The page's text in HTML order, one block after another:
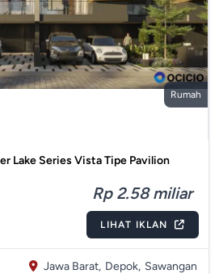
Rumah
Lake Series Vista Tipe Pavilion
Rp 2.58 miliar
LIHAT IKLAN
Jawa Barat, Depok, Sawangan